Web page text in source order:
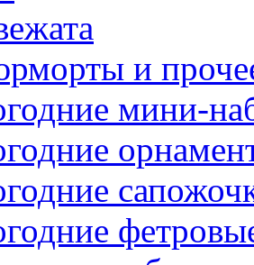
и
мини-